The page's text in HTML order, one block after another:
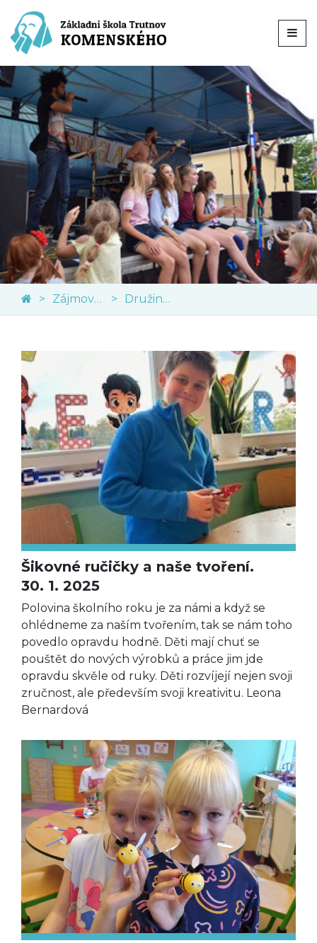
Zájmové kroužky Družinové
Šikovné ručičky a naše tvoření.
30. 1. 2025
Polovina školního roku je za námi a když se
ohlédneme za naším tvořením, tak se nám toho
povedlo opravdu hodně. Děti mají chuť se
pouštět do nových výrobků a práce jim jde
opravdu skvěle od ruky. Děti rozvíjejí nejen svoji
zručnost, ale především svoji kreativitu. Leona
Bernardová